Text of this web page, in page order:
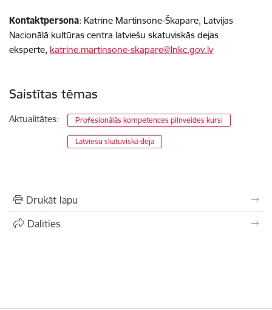
Kontaktpersona: Katrīne Martinsone-Škapare, Latvijas
Nacionālā kultūras centra latviešu skatuviskās dejas
eksperte, katrine.martinsone-skapare@lnkc.gov.lv
Saistītas tēmas
Aktualitātes: Profesionālās kompetences pilnveides kursi
Latviešu skatuviskā deja
Drukāt lapu
Dalīties